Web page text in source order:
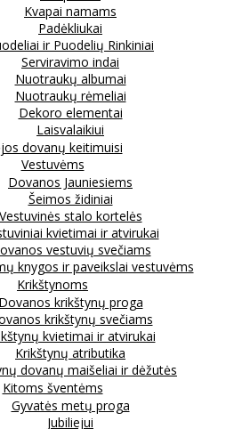
Kvapai namams
Padėkliukai
ir Puodelių Rinkiniai
Serviravimo indai
Nuotraukų albumai
Nuotraukų rėmeliai
Dekoro elementai
Laisvalaikiui
dovanų keitimuisi
Vestuvėms
Dovanos Jauniesiems
Šeimos židiniai
Vestuvinės stalo kortelės
kvietimai ir atvirukai
vestuvių svečiams
knygos ir paveikslai vestuvėms
Krikštynoms
Dovanos krikštynų proga
krikštynų svečiams
kvietimai ir atvirukai
Krikštynų atributika
dovanų maišeliai ir dėžutės
Kitoms šventėms
Gyvatės metų proga
Jubiliejui